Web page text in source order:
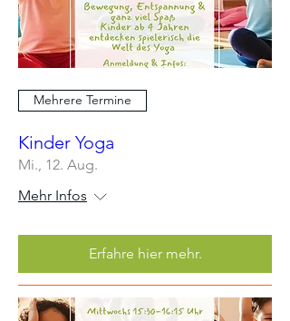
Mehrere Termine
Kinder Yoga
Mi., 12. Aug.
Mehr Infos
Erfahre hier mehr.